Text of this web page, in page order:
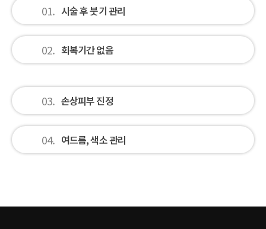
01. 시술 후 붓기 관리
02. 회복기간 없음
03. 손상피부 진정
04. 여드름, 색소 관리